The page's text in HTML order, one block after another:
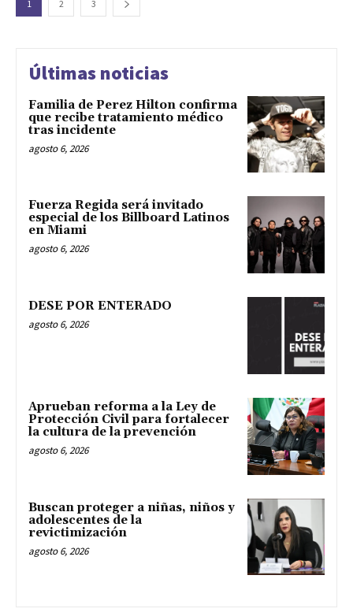
1 2 3
Últimas noticias
Familia de Perez Hilton confirma
que recibe tratamiento médico
tras incidente
agosto 6, 2026
Fuerza Regida será invitado
especial de los Billboard Latinos
en Miami
agosto 6, 2026
DESE POR ENTERADO
agosto 6, 2026
Aprueban reforma a la Ley de
Protección Civil para fortalecer
la cultura de la prevención
agosto 6, 2026
Buscan proteger a niñas, niños y
adolescentes de la
revictimización
agosto 6, 2026